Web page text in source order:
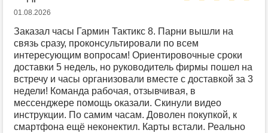
01.08.2026
Заказал часы Гармин Тактикс 8. Парни вышли на
связь сразу, проконсультировали по всем
интересующим вопросам! Ориентировочные сроки
доставки 5 недель, но руководитель фирмы пошел на
встречу и часы организовали вместе с доставкой за 3
недели! Команда рабочая, отзывчивая, в
мессенджере помощь оказали. Скинули видео
инструкции. По самим часам. Доволен покупкой, к
смартфона ещё неконектил. Карты встали. Реально